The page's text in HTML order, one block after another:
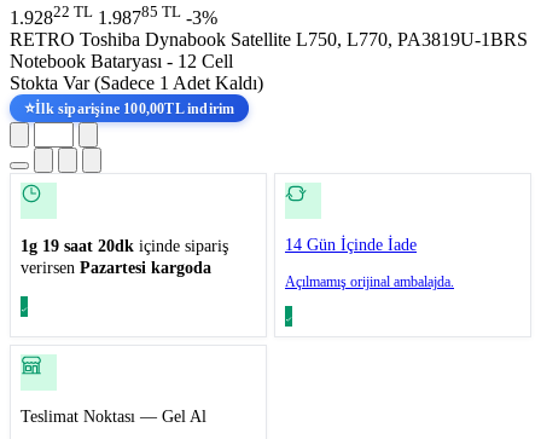
1.92822 TL 1.98785 TL -3%
RETRO Toshiba Dynabook Satellite L750, L770, PA3819U-1BRS
Notebook Bataryası - 12 Cell
Stokta Var (Sadece 1 Adet Kaldı)
⭐İlk siparişine 100,00TL indirim
1g 19 saat 20dk içinde sipariş
verirsen Pazartesi kargoda
14 Gün İçinde İade
Açılmamış orijinal ambalajda.
Teslimat Noktası — Gel Al